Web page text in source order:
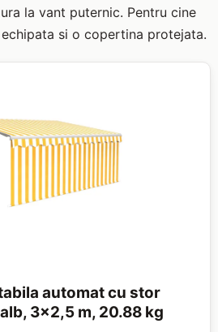
la vant puternic. Pentru cine
si o copertina protejata.
automat cu stor
3x2,5 m, 20.88 kg